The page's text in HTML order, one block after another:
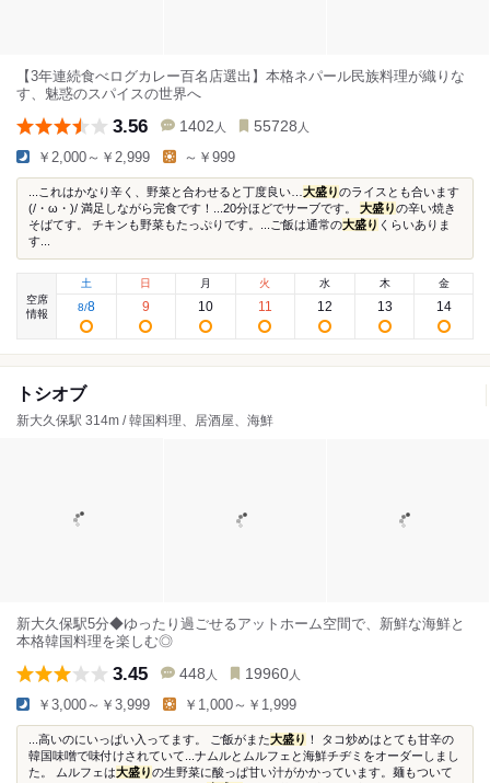
【3年連続食べログカレー百名店選出】本格ネパール民族料理が織りな
す、魅惑のスパイスの世界へ
3.56 1402 人 55728 人
￥2,000～￥2,999 ～￥999
...これはかなり辛く、野菜と合わせると丁度良い… 大盛りのライスとも合います
(/・ω・)/ 満足しながら完食です！...20分ほどでサーブです。 大盛りの辛い焼き
そばてす。 チキンも野菜もたっぷりです。...ご飯は通常の大盛り くらいありま
す...
空席
情報
土
8/8
日
9
月
10
火
11
水
12
木
13
金
14
トシオブ
新大久保駅 314m / 韓国料理、居酒屋、海鮮
新大久保駅5分◆ゆったり過ごせるアットホーム空間で、新鮮な海鮮と
本格韓国料理を楽しむ◎
3.45 448 人 19960 人
￥3,000～￥3,999 ￥1,000～￥1,999
...高いのにいっぱい入ってます。 ご飯がまた大盛り ！ タコ炒めはとても甘辛の
韓国味噌で味付けされていて...ナムルとムルフェと海鮮チヂミをオーダーしまし
た。 ムルフェは大盛りの生野菜に酸っぱ甘い汁がかかっています。麺もついて